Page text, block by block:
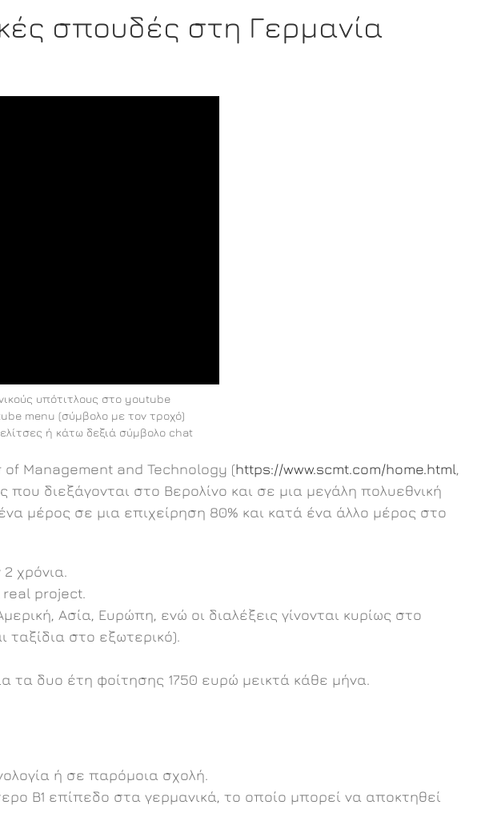
σπουδές στη Γερμανία
υπότιτλους στο youtube
menu (σύμβολο με τον τροχό)
ή κάτω δεξιά σύμβολο chat
of Management and Technology (https://www.scmt.com/home.html,
διεξάγονται στο Βερολίνο και σε μια μεγάλη πολυεθνική
μέρος σε μια επιχείρηση 80% και κατά ένα άλλο μέρος στο
χρόνια.
real project.
Ασία, Ευρώπη, ενώ οι διαλέξεις γίνονται κυρίως στο
ταξίδια στο εξωτερικό).
τα δυο έτη φοίτησης 1750 ευρώ μεικτά κάθε μήνα.
ή σε παρόμοια σχολή.
B1 επίπεδο στα γερμανικά, το οποίο μπορεί να αποκτηθεί